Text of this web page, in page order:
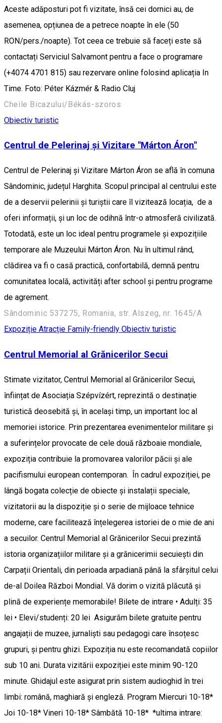
Aceste adăposturi pot fi vizitate, însă cei dornici au, de
asemenea, opțiunea de a petrece noapte în ele (50
RON/pers./noapte). Tot ceea ce trebuie să faceți este să
contactați Serviciul Salvamont pentru a face o programare
(+4074 4701 815) sau rezervare online folosind aplicația In
Time. Foto: Péter Kázmér & Radio Cluj
Cheile Bicazului/Békás-szoros
Obiectiv turistic
Centrul de Pelerinaj și Vizitare "Márton Áron"
Centrul de Pelerinaj și Vizitare Márton Áron se află în comuna
Sândominic, județul Harghita. Scopul principal al centrului este
de a deservii pelerinii și turiștii care îl vizitează locația, de a
oferi informații, și un loc de odihnă într-o atmosferă civilizată.
Totodată, este un loc ideal pentru programele și expozițiile
temporare ale Muzeului Márton Áron. Nu în ultimul rând,
clădirea va fi o casă practică, confortabilă, demnă pentru
comunitatea locală, activități after school și pentru programe
de agrement.
Sândominic 537275, Romania, str. Alszeg, nr. 1645/A
Expoziție Atracție Family-friendly Obiectiv turistic
Centrul Memorial al Grănicerilor Secui
Stimate vizitator, Centrul Memorial al Grănicerilor Secui,
înființat de Asociația Szépvízért, reprezintă o destinație
turistică deosebită și, în același timp, un important loc al
memoriei istorice. Prin prezentarea evenimentelor militare și
a suferințelor provocate de cele două războaie mondiale,
expoziția contribuie la promovarea valorilor păcii și ale
pacifismului european contemporan. În cadrul expoziției, pe
lângă bogata colecție de obiecte și instalații speciale,
vizitatorii au la dispoziție și o serie de mijloace tehnice
moderne, care facilitează înțelegerea istoriei de o mie de ani
a secuilor. Centrul Memorial al Grănicerilor Secui prezintă
istoria organizațiilor militare și a grănicerimii secuiești din
Carpații Orientali, din perioada arpadiană până la sfârșitul celui
de-al Doilea Război Mondial. Vă dorim o vizită plăcută și
plină de experiențe memorabile! Bilete de intrare • Adulți: 35
lei • Elevi/studenți: 20 lei Asigurăm bilete gratuite pentru
angajații de muzee, jurnaliști sau pedagogi care însoțesc
grupuri, și pentru ghizi. Expoziția nu este recomandată copiilor
sub 10 ani. Durata vizitării expoziției este minim 90-120
minute. Ghidajul este asigurat prin sistem audioghid în trei
limbi: română, maghiară și engleză. Program Miercuri 10-18*
Joi 10-18* Vineri 10-18* Sâmbătă 10-18* *ultima intrare: